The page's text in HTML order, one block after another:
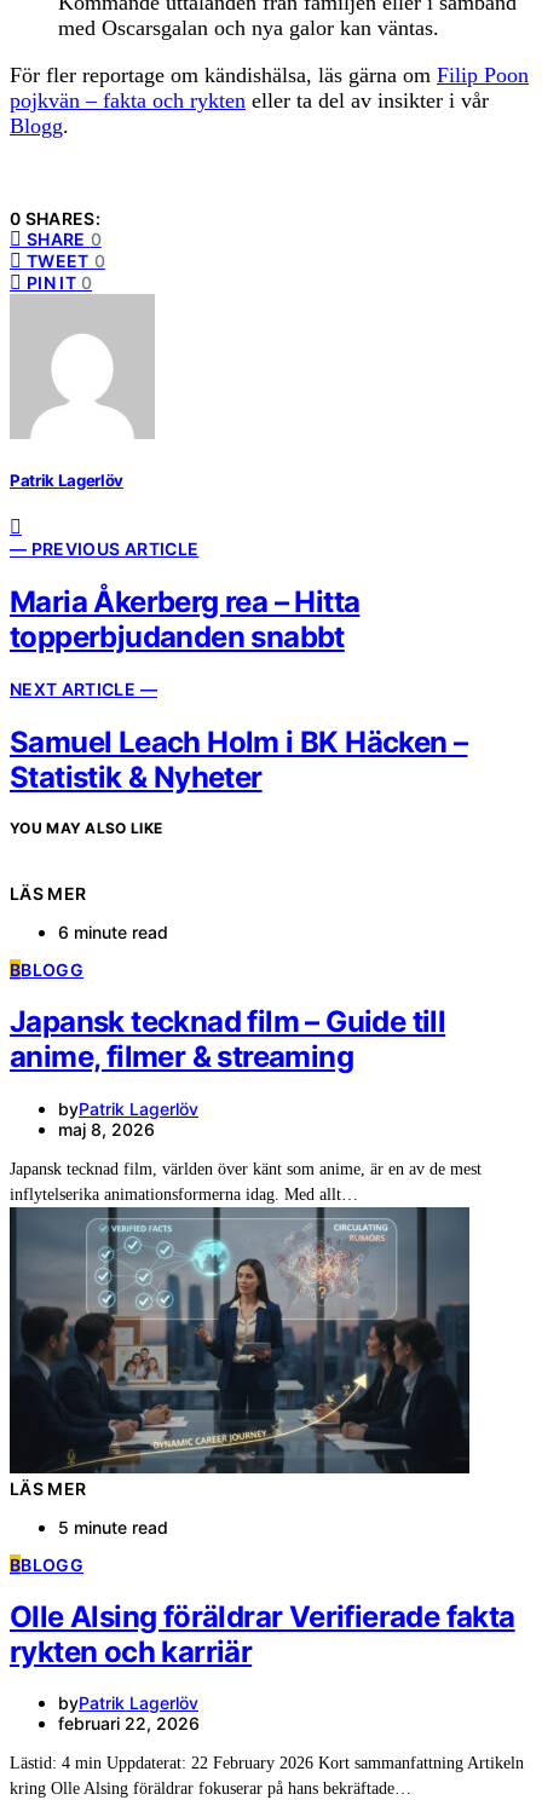
med Oscarsgalan och nya galor kan väntas.
För fler reportage om kändishälsa, läs gärna om Filip Poon
pojkvän – fakta och rykten eller ta del av insikter i vår
Blogg.
0 SHARES:
SHARE 0
TWEET 0
PIN IT 0
Patrik Lagerlöv
— PREVIOUS ARTICLE
Maria Åkerberg rea – Hitta
topperbjudanden snabbt
NEXT ARTICLE —
Samuel Leach Holm i BK Häcken –
Statistik & Nyheter
YOU MAY ALSO LIKE
LÄS MER
6 minute read
BBLOGG
Japansk tecknad film – Guide till
anime, filmer & streaming
byPatrik Lagerlöv
maj 8, 2026
Japansk tecknad film, världen över känt som anime, är en av de mest
inflytelserika animationsformerna idag. Med allt…
LÄS MER
5 minute read
BBLOGG
Olle Alsing föräldrar Verifierade fakta
rykten och karriär
byPatrik Lagerlöv
februari 22, 2026
Lästid: 4 min Uppdaterat: 22 February 2026 Kort sammanfattning Artikeln
kring Olle Alsing föräldrar fokuserar på hans bekräftade…